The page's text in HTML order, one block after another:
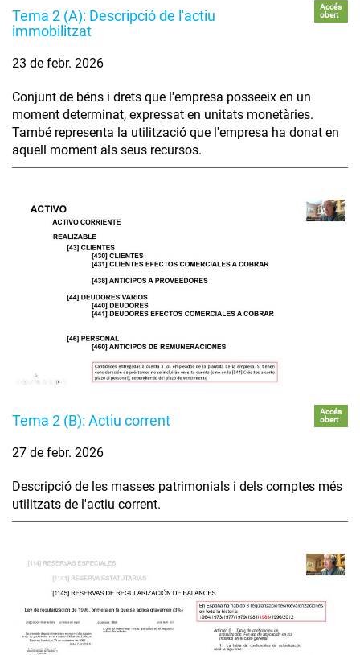
Tema 2 (A): Descripció de l'actiu
immobilitzat
Accés
obert
23 de febr. 2026
Conjunt de béns i drets que l'empresa posseeix en un
moment determinat, expressat en unitats monetàries.
També representa la utilització que l'empresa ha donat en
aquell moment als seus recursos.
Tema 2 (B): Actiu corrent
Accés
obert
27 de febr. 2026
Descripció de les masses patrimonials i dels comptes més
utilitzats de l'actiu corrent.